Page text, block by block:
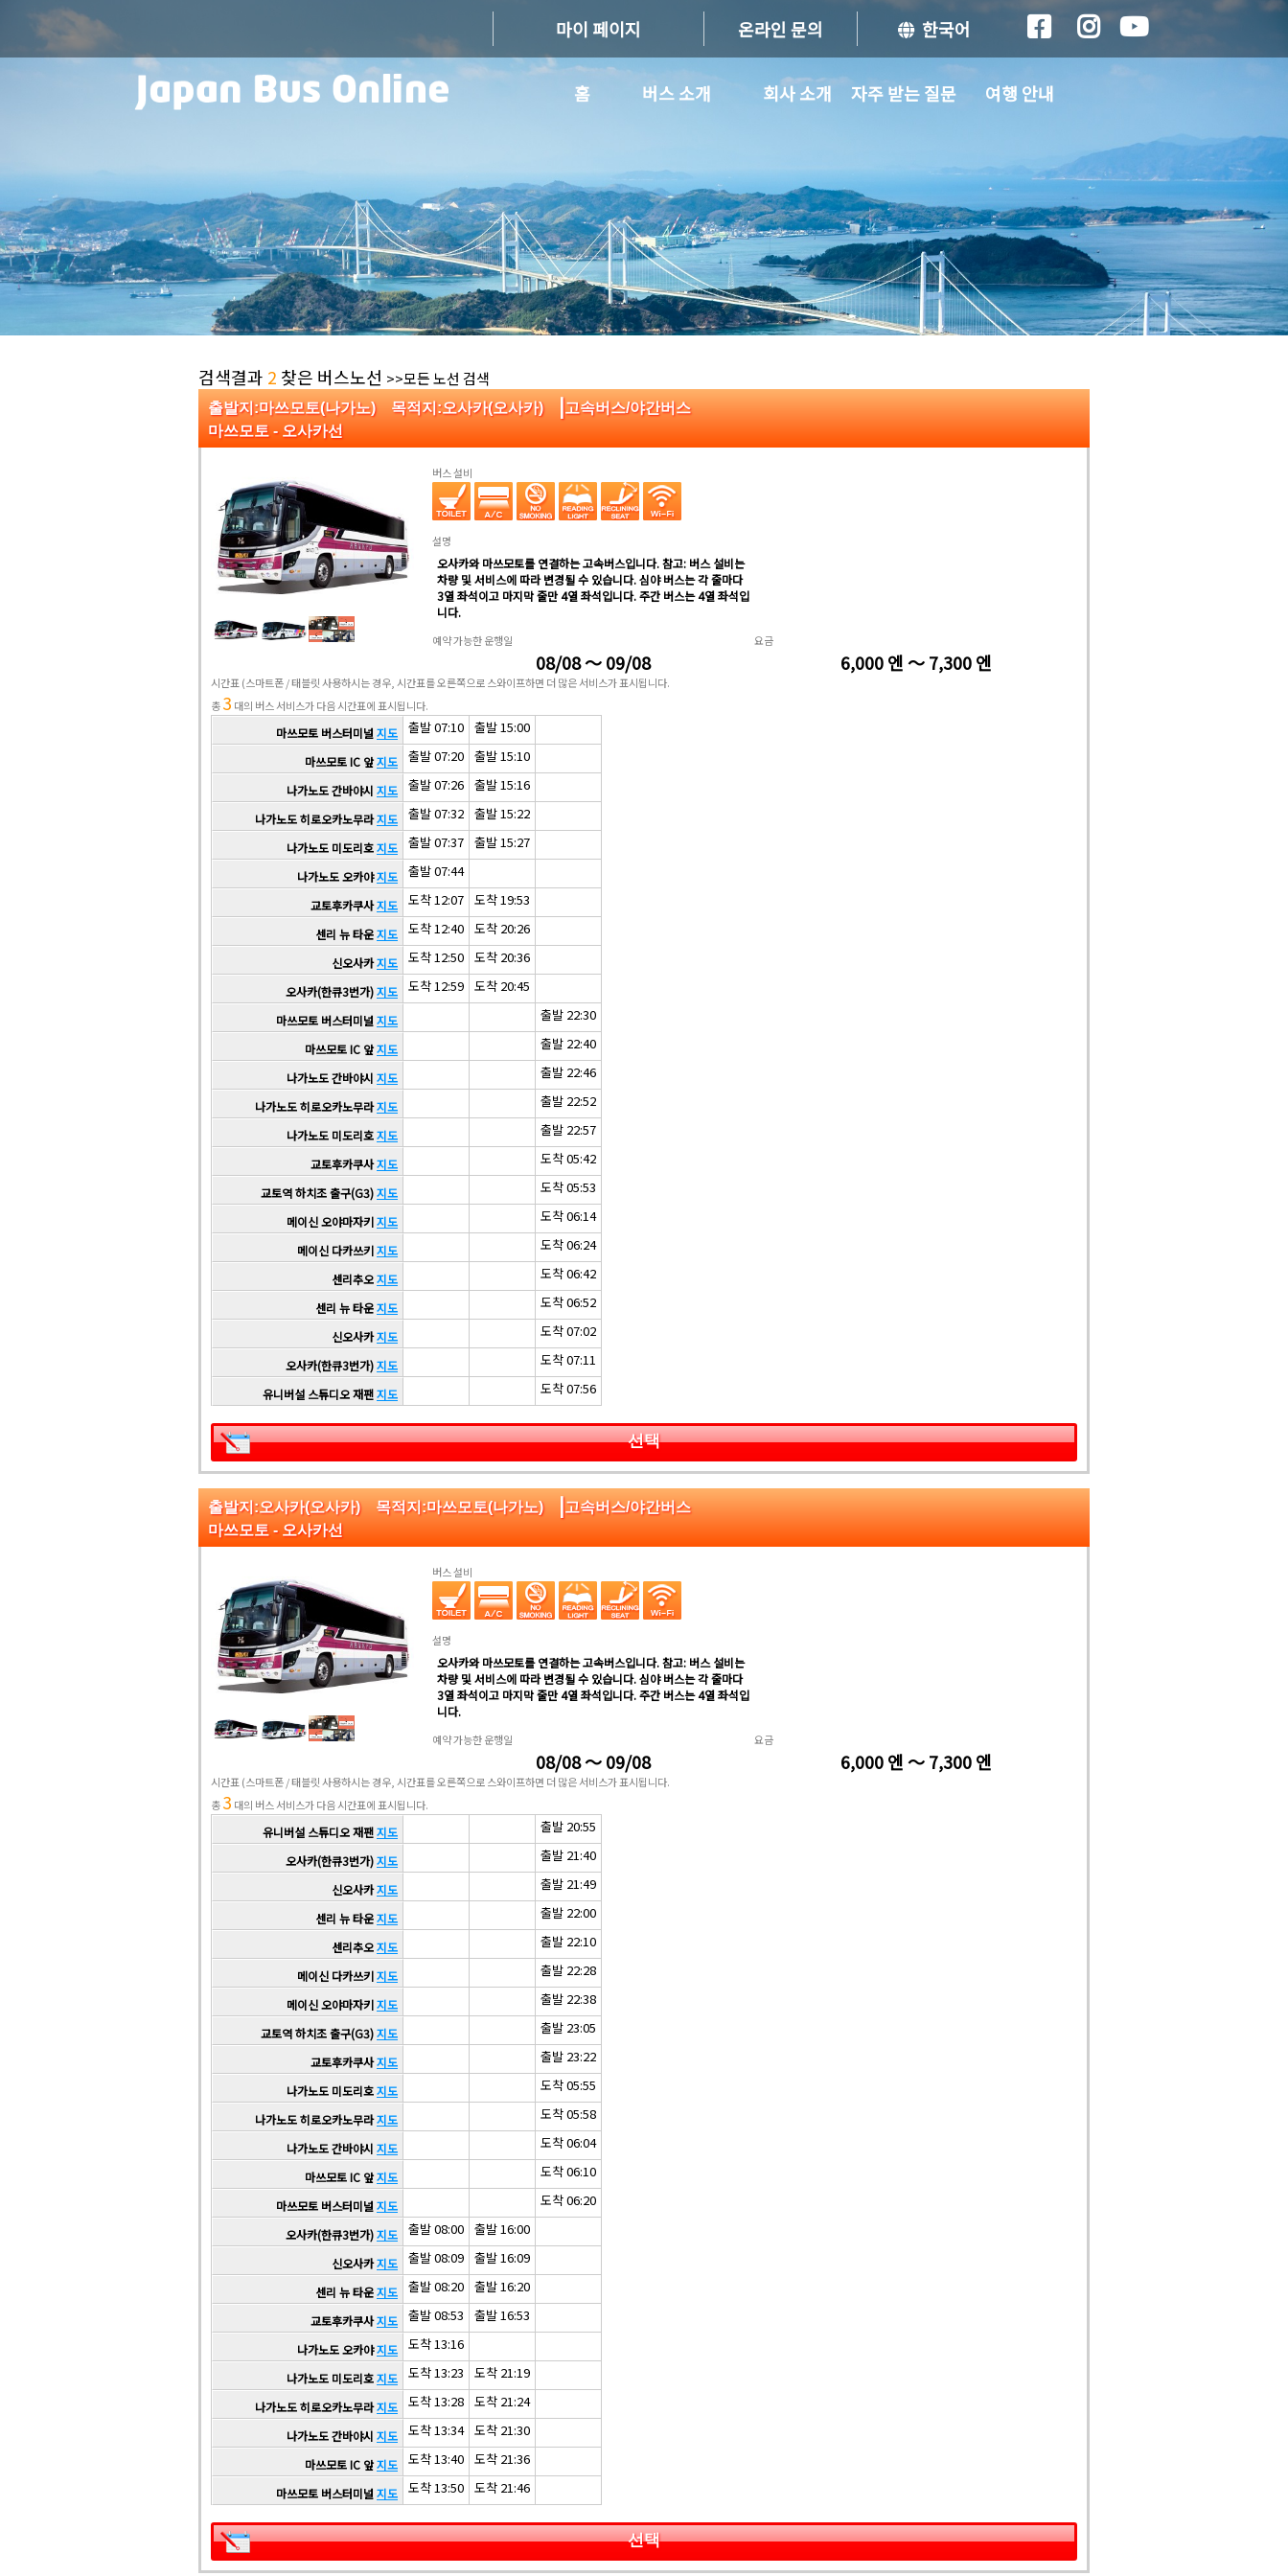
마이 페이지 온라인 문의 한국어
홈 버스 소개 회사 소개 자주 받는 질문 여행 안내
검색결과 2 찾은 버스노선 >>모든 노선 검색
출발지:마쓰모토(나가노) 목적지:오사카(오사카) |고속버스/야간버스
마쓰모토 - 오사카선
버스 설비
설명
오사카와 마쓰모토를 연결하는 고속버스입니다. 참고: 버스 설비는
차량 및 서비스에 따라 변경될 수 있습니다. 심야 버스는 각 줄마다
3열 좌석이고 마지막 줄만 4열 좌석입니다. 주간 버스는 4열 좌석입
니다.
예약 가능한 운행일
08/08 ～ 09/08
요금
6,000 엔 ～ 7,300 엔
시간표 (스마트폰 / 태블릿 사용하시는 경우, 시간표를 오른쪽으로 스와이프하면 더 많은 서비스가 표시됩니다.
총3 대의 버스 서비스가 다음 시간표에 표시됩니다.
마쓰모토 버스터미널 지도 출발 07:10 출발 15:00
마쓰모토 IC 앞지도 출발 07:20 출발 15:10
나가노도 간바야시 지도 출발 07:26 출발 15:16
나가노도 히로오카노무라지도 출발 07:32 출발 15:22
나가노도 미도리호지도 출발 07:37 출발 15:27
나가노도 오카야지도 출발 07:44
교토후카쿠사지도 도착 12:07 도착 19:53
센리 뉴 타운지도 도착 12:40 도착 20:26
신오사카지도 도착 12:50 도착 20:36
오사카(한큐3번가)지도 도착 12:59 도착 20:45
마쓰모토 버스터미널 지도 출발 22:30
마쓰모토 IC 앞지도 출발 22:40
나가노도 간바야시 지도 출발 22:46
나가노도 히로오카노무라지도 출발 22:52
나가노도 미도리호지도 출발 22:57
교토후카쿠사지도 도착 05:42
교토역 하치조 출구(G3)지도 도착 05:53
메이신 오야마자키지도 도착 06:14
메이신 다카쓰키지도 도착 06:24
센리추오지도 도착 06:42
센리 뉴 타운지도 도착 06:52
신오사카지도 도착 07:02
오사카(한큐3번가)지도 도착 07:11
유니버설 스튜디오 재팬지도 도착 07:56
선택
출발지:오사카(오사카) 목적지:마쓰모토(나가노) |고속버스/야간버스
마쓰모토 - 오사카선
버스 설비
설명
오사카와 마쓰모토를 연결하는 고속버스입니다. 참고: 버스 설비는
차량 및 서비스에 따라 변경될 수 있습니다. 심야 버스는 각 줄마다
3열 좌석이고 마지막 줄만 4열 좌석입니다. 주간 버스는 4열 좌석입
니다.
예약 가능한 운행일
08/08 ～ 09/08
요금
6,000 엔 ～ 7,300 엔
시간표 (스마트폰 / 태블릿 사용하시는 경우, 시간표를 오른쪽으로 스와이프하면 더 많은 서비스가 표시됩니다.
총3 대의 버스 서비스가 다음 시간표에 표시됩니다.
유니버설 스튜디오 재팬지도 출발 20:55
오사카(한큐3번가)지도 출발 21:40
신오사카지도 출발 21:49
센리 뉴 타운지도 출발 22:00
센리추오지도 출발 22:10
메이신 다카쓰키지도 출발 22:28
메이신 오야마자키지도 출발 22:38
교토역 하치조 출구(G3)지도 출발 23:05
교토후카쿠사지도 출발 23:22
나가노도 미도리호지도 도착 05:55
나가노도 히로오카노무라지도 도착 05:58
나가노도 간바야시 지도 도착 06:04
마쓰모토 IC 앞지도 도착 06:10
마쓰모토 버스터미널 지도 도착 06:20
오사카(한큐3번가)지도 출발 08:00 출발 16:00
신오사카지도 출발 08:09 출발 16:09
센리 뉴 타운지도 출발 08:20 출발 16:20
교토후카쿠사지도 출발 08:53 출발 16:53
나가노도 오카야지도 도착 13:16
나가노도 미도리호지도 도착 13:23 도착 21:19
나가노도 히로오카노무라지도 도착 13:28 도착 21:24
나가노도 간바야시 지도 도착 13:34 도착 21:30
마쓰모토 IC 앞지도 도착 13:40 도착 21:36
마쓰모토 버스터미널 지도 도착 13:50 도착 21:46
선택